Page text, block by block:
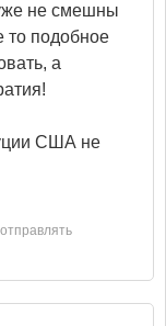
не смешны
то подобное
а
США не